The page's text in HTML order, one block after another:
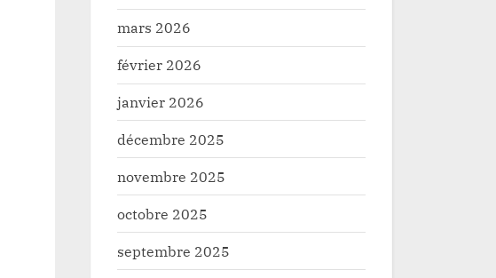
mars 2026
février 2026
janvier 2026
décembre 2025
novembre 2025
octobre 2025
septembre 2025